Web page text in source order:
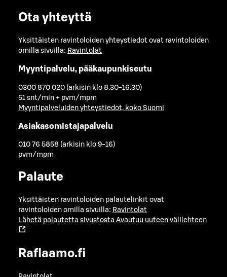
Ota yhteyttä
Yksittäisten ravintoloiden yhteystiedot ovat ravintoloiden
omilla sivuilla: Ravintolat
Myyntipalvelu, pääkaupunkiseutu
0300 870 020 (arkisin klo 8.30-16.30)
51 snt/min + pvm/mpm
Myyntipalveluiden yhteystiedot, koko Suomi
Asiakasomistajapalvelu
010 76 5858 (arkisin klo 9-16)
pvm/mpm
Palaute
Yksittäisten ravintoloiden palautelinkit ovat
ravintoloiden omilla sivuilla: Ravintolat
Lähetä palautetta sivustosta Avautuu uuteen välilehteen
Raflaamo.fi